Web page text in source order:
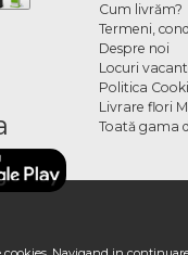
Cum livrăm?
Termeni,
Despre noi
Locuri
Politica
Livrare flori
Toată gama